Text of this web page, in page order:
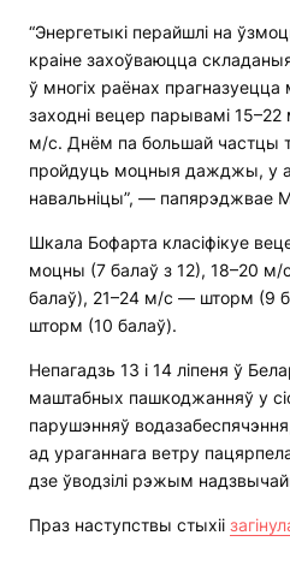
“Энергетыкі перайшлі на
краіне захоўваюцца
ў многіх раёнах прагназуецца
заходні вецер парывамі
м/с. Днём па большай частцы
пройдуць моцныя дажджы, у
навальніцы”, — папярэджвае
Шкала Бофарта класіфікуе
моцны (7 балаў з 12), 18–20
балаў), 21–24 м/с — шторм (9
шторм (10 балаў).
Непагадзь 13 і 14 ліпеня ў
маштабных пашкоджанняў у
парушэнняў
ад ураганнага ветру
дзе ўводзілі рэжым
Праз наступствы стыхіі